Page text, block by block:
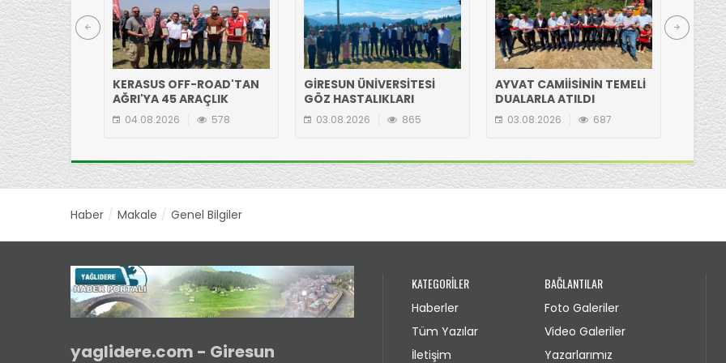
KERASUS OFF-ROAD'TAN
AĞRI'YA 45 ARAÇLIK
ÇIKARMA!
04.08.2026 578
GİRESUN ÜNİVERSİTESİ
GÖZ HASTALIKLARI
EKİBİNDEN GÖLYANI
YAYLASI'NIA ZİYARET
03.08.2026 865
AYVAT CAMİİSİNİN TEMELİ
DUALARLA ATILDI
03.08.2026 687
ETTİ
Haber Makale Genel Bilgiler
yaglidere.com - Giresun
KATEGORİLER
Haberler
Tüm Yazılar
İletişim
BAĞLANTILAR
Foto Galeriler
Video Galeriler
Yazarlarımız